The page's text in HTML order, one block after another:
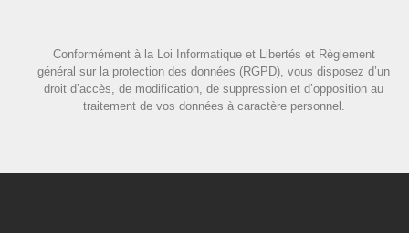
Conformément à la Loi Informatique et Libertés et Règlement
général sur la protection des données (RGPD), vous disposez d’un
droit d’accès, de modification, de suppression et d’opposition au
traitement de vos données à caractère personnel.